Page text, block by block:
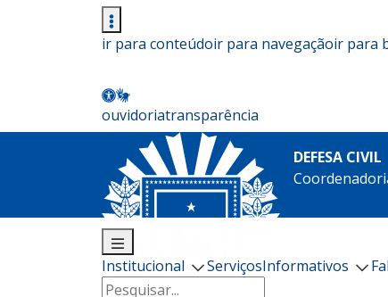
ir para conteúdoir para navegaçãoir para
ouvidoriatransparência
DEFESA CIVIL
Institucional ServiçosInformativos
Pesquisar